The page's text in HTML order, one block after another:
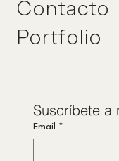
Suscríbete a
Email *
Contacto
Portfolio